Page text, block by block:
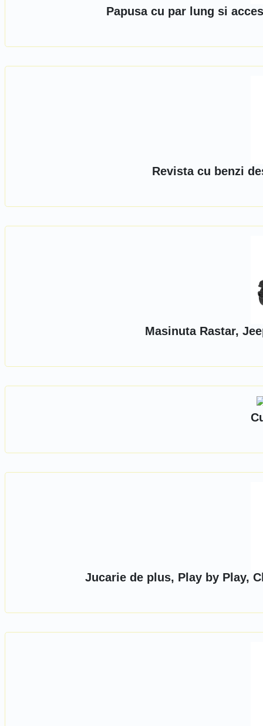
Papusa cu par lung si
Revista cu benzi
Masinuta Rastar,
Jucarie de plus, Play by Play,